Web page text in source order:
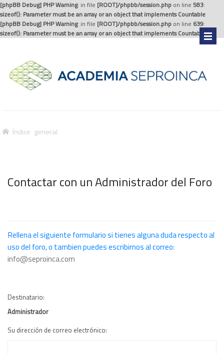
[phpBB Debug] PHP Warning: in file [ROOT]/phpbb/session.php on line 583:
sizeof(): Parameter must be an array or an object that implements Countable
[phpBB Debug] PHP Warning: in file [ROOT]/phpbb/session.php on line 639:
sizeof(): Parameter must be an array or an object that implements Countable
Índice general
Contactar con un Administrador del Foro
Rellena el siguiente formulario si tienes alguna duda respecto al
uso del foro, o tambien puedes escribirnos al correo:
info@seproinca.com
Destinatario:
Administrador
Su dirección de correo electrónico: